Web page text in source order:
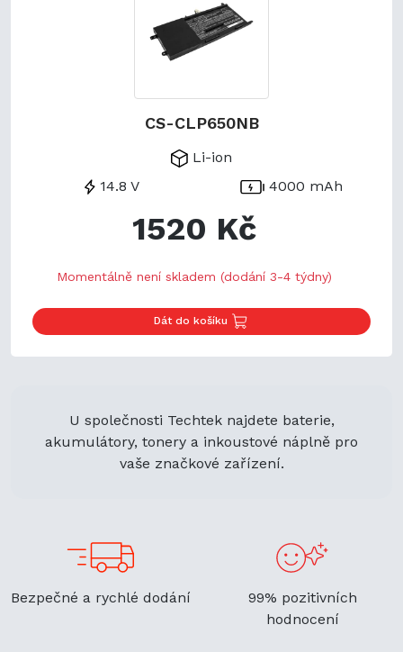
CS-CLP650NB
Li-ion
14.8 V
4000 mAh
1520 Kč
Momentálně není skladem (dodání 3-4 týdny)
Dát do košíku
U společnosti Techtek najdete baterie,
akumulátory, tonery a inkoustové náplně pro
vaše značkové zařízení.
Bezpečné a rychlé dodání
99% pozitivních
hodnocení